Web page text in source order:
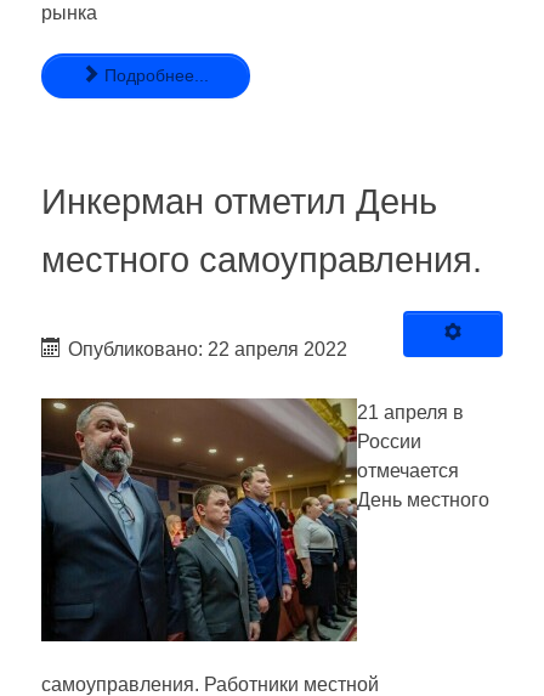
рынка
Подробнее...
Инкерман отметил День
местного самоуправления.
Опубликовано: 22 апреля 2022
21 апреля в
России
отмечается
День местного
самоуправления. Работники местной